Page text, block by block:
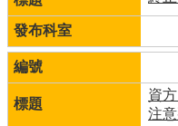
資
注